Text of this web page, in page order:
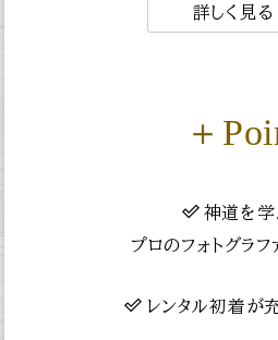
詳しく見る
＋
神道を学
プロのフォトグラ
レンタル初着が